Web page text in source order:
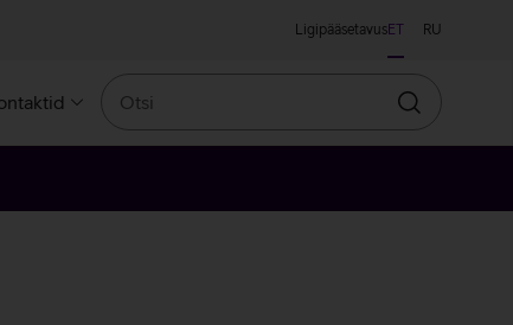
LigipääsetavusET RU
Otsin